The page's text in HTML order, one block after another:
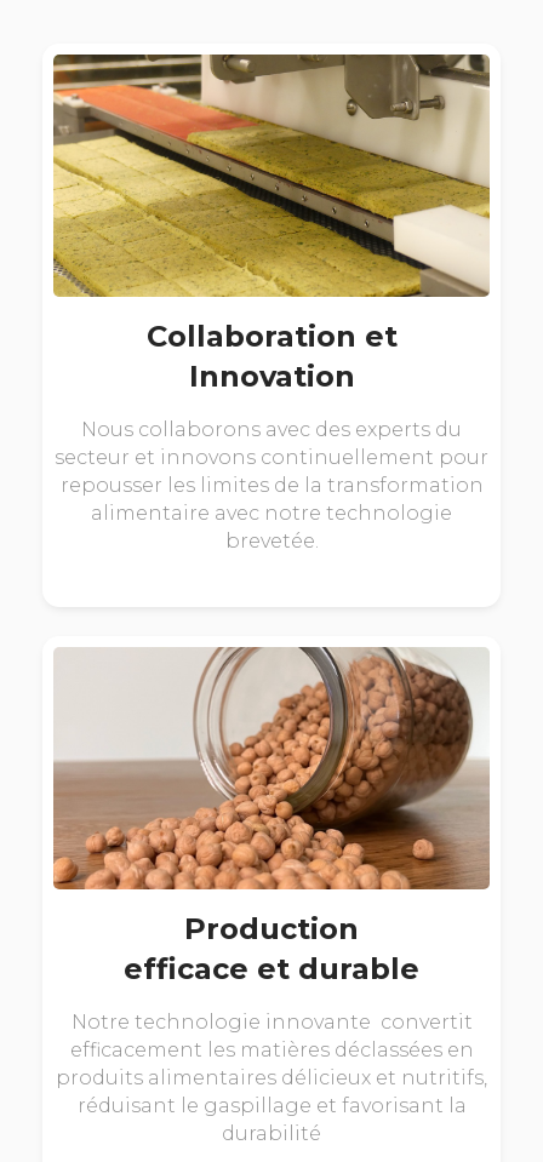
Collaboration et
Innovation
Nous collaborons avec des experts du
secteur et innovons continuellement pour
repousser les limites de la transformation
alimentaire avec notre technologie
brevetée.
Production
efficace et durable
Notre technologie innovante convertit
efficacement les matières déclassées en
produits alimentaires délicieux et nutritifs,
réduisant le gaspillage et favorisant la
durabilité